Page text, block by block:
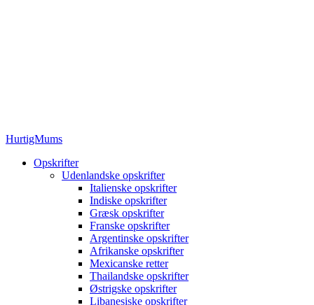
HurtigMums
Opskrifter
Udenlandske opskrifter
Italienske opskrifter
Indiske opskrifter
Græsk opskrifter
Franske opskrifter
Argentinske opskrifter
Afrikanske opskrifter
Mexicanske retter
Thailandske opskrifter
Østrigske opskrifter
Libanesiske opskrifter